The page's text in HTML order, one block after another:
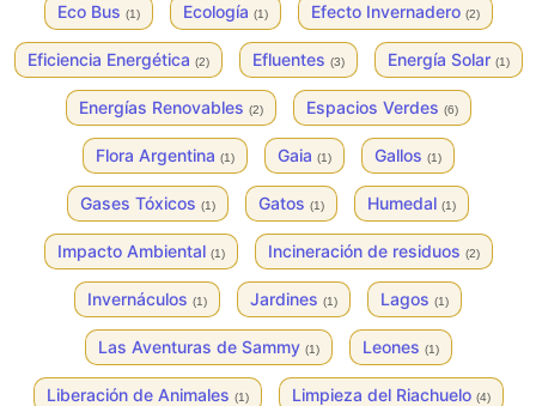
Eco Bus (1) Ecología (1) Efecto Invernadero (2)
Eficiencia Energética (2) Efluentes (3) Energía Solar (1)
Energías Renovables (2) Espacios Verdes (6)
Flora Argentina (1) Gaia (1) Gallos (1)
Gases Tóxicos (1) Gatos (1) Humedal (1)
Impacto Ambiental (1) Incineración de residuos (2)
Invernáculos (1) Jardines (1) Lagos (1)
Las Aventuras de Sammy (1) Leones (1)
Liberación de Animales (1) Limpieza del Riachuelo (4)